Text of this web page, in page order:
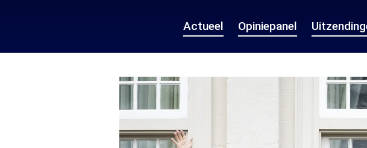
Actueel Opiniepanel